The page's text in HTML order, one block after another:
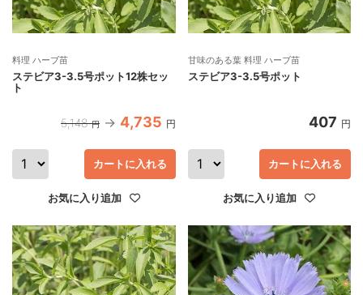
料理 ハーブ苗
ステビア3-3.5号ポット12株セッ
ト
5,148 円 4,735 円
カートに入れる
お気に入り追加
甘味のある葉 料理 ハーブ苗
ステビア3-3.5号ポット
407 円
カートに入れる
お気に入り追加